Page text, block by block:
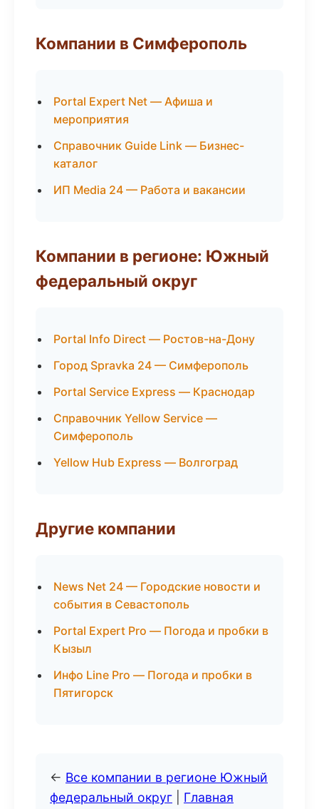
Компании в Симферополь
Portal Expert Net — Афиша и
мероприятия
Справочник Guide Link — Бизнес-
каталог
ИП Media 24 — Работа и вакансии
Компании в регионе: Южный
федеральный округ
Portal Info Direct — Ростов-на-Дону
Город Spravka 24 — Симферополь
Portal Service Express — Краснодар
Справочник Yellow Service —
Симферополь
Yellow Hub Express — Волгоград
Другие компании
News Net 24 — Городские новости и
события в Севастополь
Portal Expert Pro — Погода и пробки в
Кызыл
Инфо Line Pro — Погода и пробки в
Пятигорск
← Все компании в регионе Южный
федеральный округ
Главная